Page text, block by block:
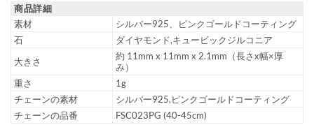
商品詳細
素材
シルバー925、ピンクゴールドコーティング
石
ダイヤモンド,キュービックジルコニア
大きさ
約 11mm x 11mm x 2.1mm（長さx幅×厚
み）
重さ
1g
チェーンの素材
シルバー925,ピンクゴールドコーティング
チェーンの品番
FSC023PG (40-45cm)